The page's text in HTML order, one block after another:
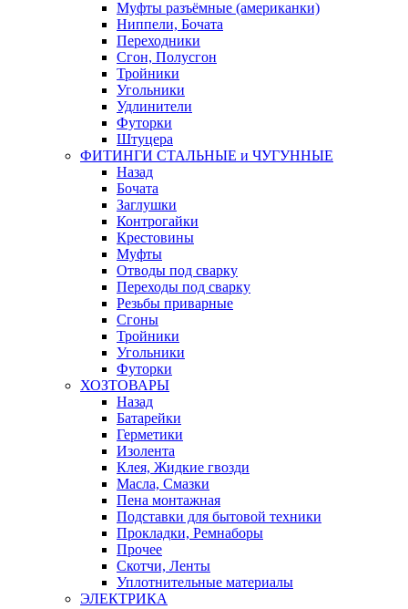
Муфты разъёмные (американки)
Ниппели, Бочата
Переходники
Сгон, Полусгон
Тройники
Угольники
Удлинители
Футорки
Штуцера
ФИТИНГИ СТАЛЬНЫЕ и ЧУГУННЫЕ
Назад
Бочата
Заглушки
Контрогайки
Крестовины
Муфты
Отводы под сварку
Переходы под сварку
Резьбы приварные
Сгоны
Тройники
Угольники
Футорки
ХОЗТОВАРЫ
Назад
Батарейки
Герметики
Изолента
Клея, Жидкие гвозди
Масла, Смазки
Пена монтажная
Подставки для бытовой техники
Прокладки, Ремнаборы
Прочее
Скотчи, Ленты
Уплотнительные материалы
ЭЛЕКТРИКА